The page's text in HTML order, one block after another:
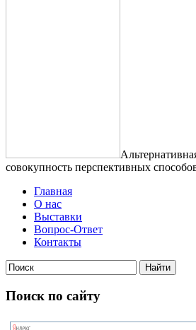
совокупность перспективных
Главная
О нас
Выставки
Вопрос-Ответ
Контакты
Поиск по сайту